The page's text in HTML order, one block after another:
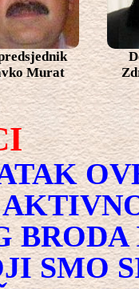
Murat
SMO